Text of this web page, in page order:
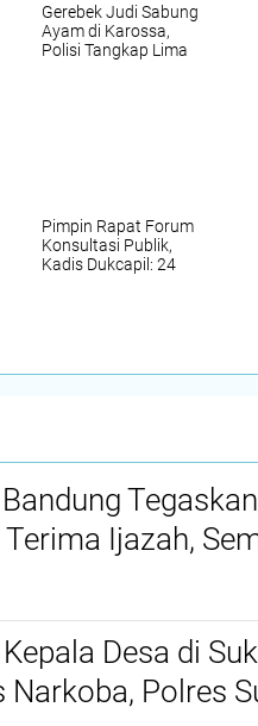
Gerebek Judi Sabung
Ayam di Karossa,
Polisi Tangkap Lima
Pimpin Rapat Forum
Konsultasi Publik,
Kadis Dukcapil: 24
Ijazah,
Desa di
Narkoba, Polres